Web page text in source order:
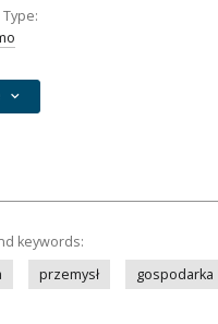
keywords:
przemysł gospodarka